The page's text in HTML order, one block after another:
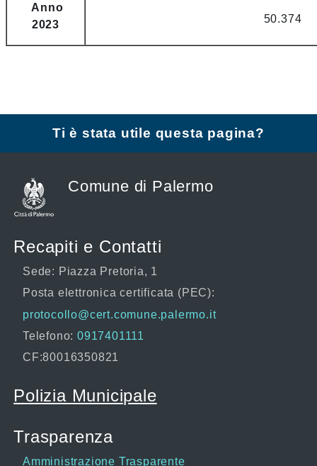
Anno
2023
50.374
Ti è stata utile questa pagina?
Comune di Palermo
Recapiti e Contatti
Sede: Piazza Pretoria, 1
Posta elettronica certificata (PEC):
protocollo@cert.comune.palermo.it
Telefono: 0917401111
CF:80016350821
Polizia Municipale
Trasparenza
Amministrazione Trasparente